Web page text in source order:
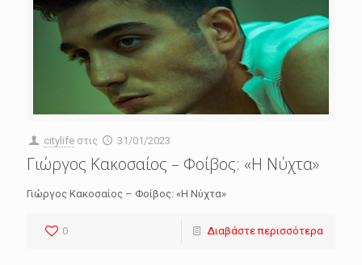
citylife στις 31/01/2023
Γιώργος Κακοσαίος – Φοίβος: «Η Νύχτα»
Γιώργος Κακοσαίος – Φοίβος: «Η Νύχτα»
0 Διαβάστε περισσότερα